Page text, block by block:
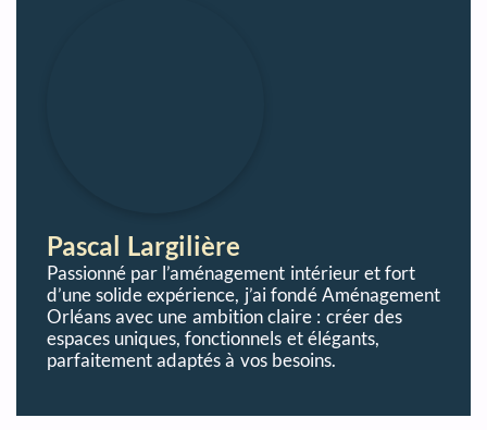
Pascal Largilière
Passionné par l’aménagement intérieur et fort
d’une solide expérience, j’ai fondé Aménagement
Orléans avec une ambition claire : créer des
espaces uniques, fonctionnels et élégants,
parfaitement adaptés à vos besoins.